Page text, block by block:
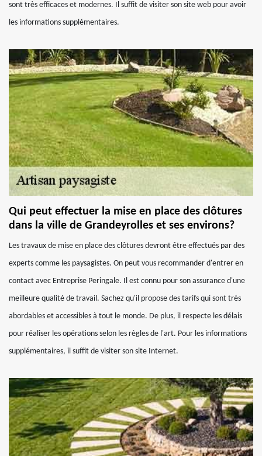
sont très efficaces et modernes. Il suffit de visiter son site web pour avoir
les informations supplémentaires.
Qui peut effectuer la mise en place des clôtures
dans la ville de Grandeyrolles et ses environs?
Les travaux de mise en place des clôtures devront être effectués par des
experts comme les paysagistes. On peut vous recommander d'entrer en
contact avec Entreprise Peringale. Il est connu pour son assurance d'une
meilleure qualité de travail. Sachez qu'il propose des tarifs qui sont très
abordables et accessibles à tout le monde. De plus, il respecte les délais
pour réaliser les opérations selon les règles de l'art. Pour les informations
supplémentaires, il suffit de visiter son site Internet.